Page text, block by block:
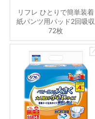
リフレ ひとりで簡単装着
紙パンツ用パッド2回吸収
72枚